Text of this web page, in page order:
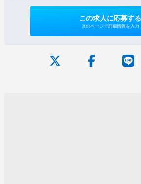
この求人に応募する
次のページで詳細情報を入力